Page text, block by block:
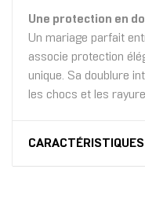
Une protection en
Un mariage parfait
associe protection
unique. Sa doublure
les chocs et les